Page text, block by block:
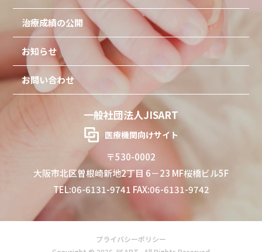
治療成績の公開
お知らせ
お問い合わせ
一般社団法人JISART
医療機関向けサイト
〒530-0002
大阪市北区曽根崎新地2丁目 6－23 MF桜橋ビル5F
TEL:06-6131-9741 FAX:06-6131-9742
プライバシーポリシー